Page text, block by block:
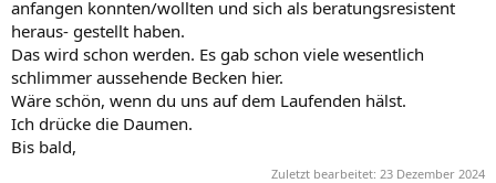
anfangen konnten/wollten und sich als beratungsresistent
heraus- gestellt haben.
Das wird schon werden. Es gab schon viele wesentlich
schlimmer aussehende Becken hier.
Wäre schön, wenn du uns auf dem Laufenden hälst.
Ich drücke die Daumen.
Bis bald,
Zuletzt bearbeitet: 23 Dezember 2024